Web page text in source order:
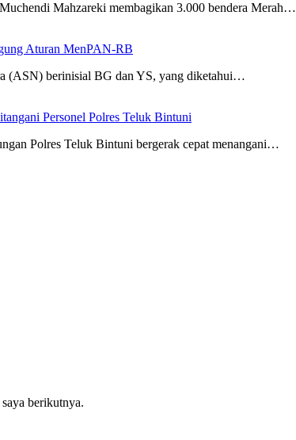
Mahzareki membagikan 3.000 bendera Merah…
Aturan MenPAN-RB
(ASN) berinisial BG dan YS, yang diketahui…
Personel Polres Teluk Bintuni
Polres Teluk Bintuni bergerak cepat menangani…
berikutnya.